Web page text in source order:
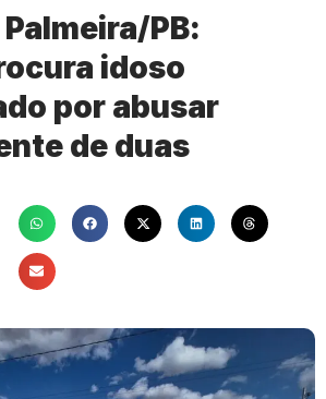
PB:
idoso
por abusar
de duas